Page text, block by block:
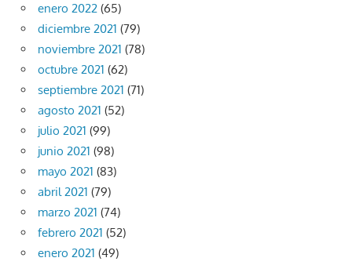
enero 2022 (65)
diciembre 2021 (79)
noviembre 2021 (78)
octubre 2021 (62)
septiembre 2021 (71)
agosto 2021 (52)
julio 2021 (99)
junio 2021 (98)
mayo 2021 (83)
abril 2021 (79)
marzo 2021 (74)
febrero 2021 (52)
enero 2021 (49)